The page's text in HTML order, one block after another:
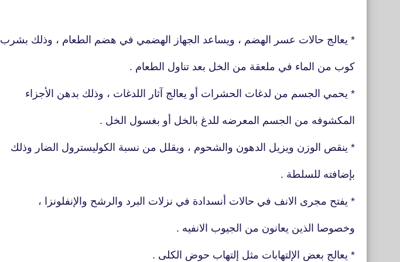
* يعالج حالات عسر الهضم ، ويساعد الجهاز الهضمي في هضم الطعام ، وذلك بشرب
كوب من الماء في ملعقة من الخل بعد تناول الطعام .
* يحمي الجسم من لدغات الحشرات أو يعالج آثار اللدغات ، وذلك بدهن الأجزاء
المكشوفه من الجسم المعرضه للدغ بالخل أو بغسول الخل .
* ينقص الوزن ويزيل الدهون والشحوم ، ويقلل من نسبة الكوليسترول الضار وذلك
بإضافته للسلطة .
* يفتح مجرى الانف في حالات أنسدادة في نزلات البرد والرشح والإنفلونزا ،
وخصوصا الذين يعانون من الجيوب الانفيه .
* يعالج بعض الإلتهابات مثل إلتهاب حوض الكلى .